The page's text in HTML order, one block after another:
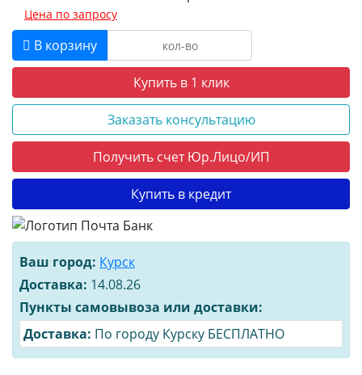
Цена по запросу
В корзину
Купить в 1 клик
Заказать консультацию
Получить счет Юр.Лицо/ИП
Купить в кредит
Ваш город: Курск
Доставка: 14.08.26
Пункты самовывоза или доставки:
Доставка: По городу Курску БЕСПЛАТНО